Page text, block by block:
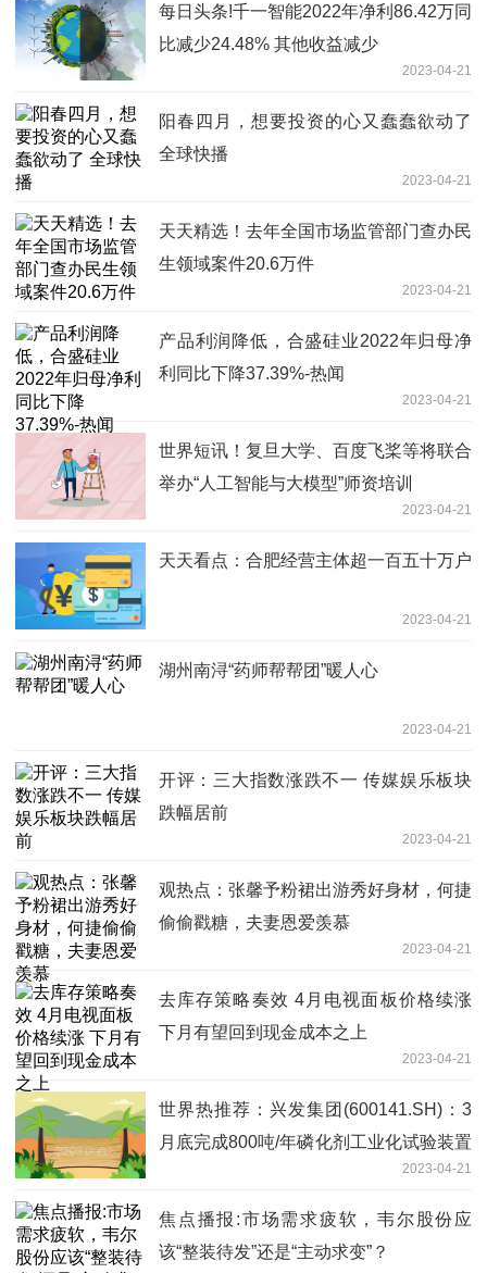
每日头条!千一智能2022年净利86.42万同
比减少24.48% 其他收益减少
2023-04-21
阳春四月，想要投资的心又蠢蠢欲动了
全球快播
2023-04-21
天天精选！去年全国市场监管部门查办民
生领域案件20.6万件
2023-04-21
产品利润降低，合盛硅业2022年归母净
利同比下降37.39%-热闻
2023-04-21
世界短讯！复旦大学、百度飞桨等将联合
举办“人工智能与大模型”师资培训
2023-04-21
天天看点：合肥经营主体超一百五十万户
2023-04-21
湖州南浔“药师帮帮团”暖人心
2023-04-21
开评：三大指数涨跌不一 传媒娱乐板块
跌幅居前
2023-04-21
观热点：张馨予粉裙出游秀好身材，何捷
偷偷戳糖，夫妻恩爱羡慕
2023-04-21
去库存策略奏效 4月电视面板价格续涨
下月有望回到现金成本之上
2023-04-21
世界热推荐：兴发集团(600141.SH)：3
月底完成800吨/年磷化剂工业化试验装置
2023-04-21
焦点播报:市场需求疲软，韦尔股份应
该“整装待发”还是“主动求变”？